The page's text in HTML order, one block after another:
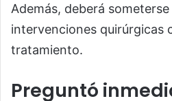
Además, deberá
intervenciones quirúrgicas
tratamiento.
Preguntó